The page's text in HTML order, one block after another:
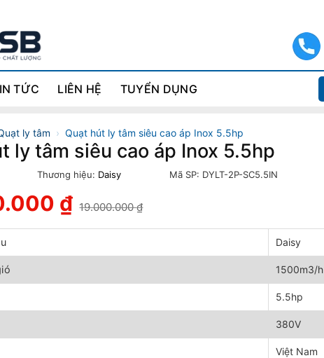
TỨC LIÊN HỆ TUYỂN DỤNG
ly tâm › Quạt hút ly tâm siêu cao áp Inox 5.5hp
ly tâm siêu cao áp Inox 5.5hp
Thương hiệu: Daisy Mã SP: DYLT-2P-SC5.5IN
19.000.000₫
₫
Daisy
1500m3/h
5.5hp
380V
Việt Nam